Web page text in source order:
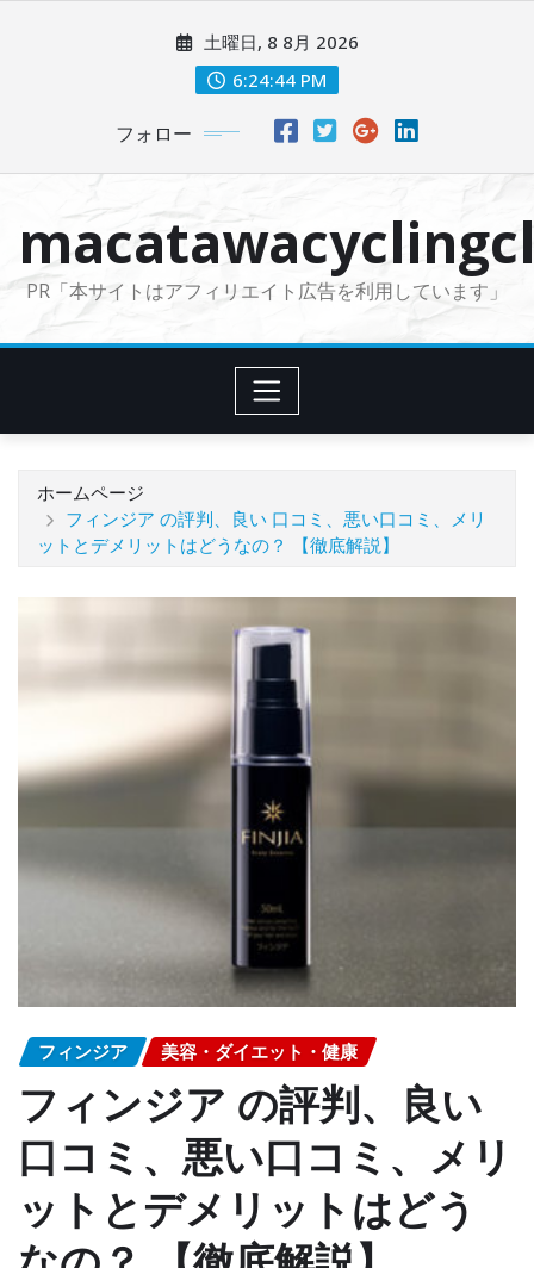
に
土曜日, 8 8月 2026
6:24:45 PM
フォロー
PR「本サイトはアフィリエイト広告を利用しています」
ホームページ
フィンジア の評判、良い 口コミ、悪い口コミ、メリ
ットとデメリットはどうなの？ 【徹底解説】
フィンジア 美容・ダイエット・健康
フィンジア の評判、良い
口コミ、悪い口コミ、メリ
ットとデメリットはどう